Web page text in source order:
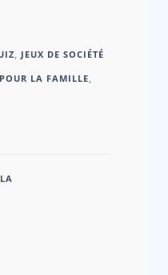
, JEUX DE SOCIÉTÉ
LA FAMILLE,